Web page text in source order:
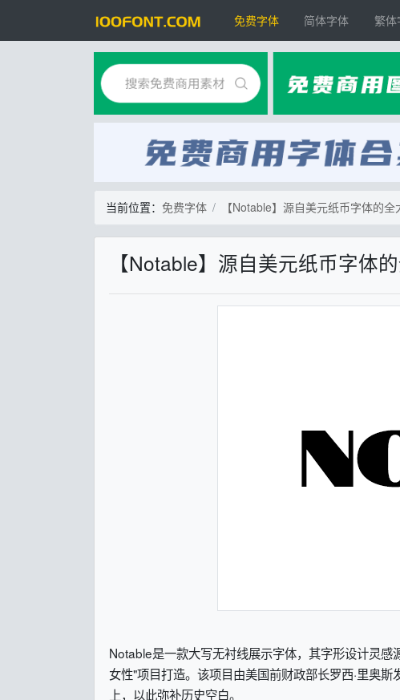
免费字体 简体字体 繁体
当前位置： 免费字体 【Notable】源自美元纸币字体的
【Notable】源自美元纸币字体
Notable是一款大写无衬线展示字体，其字形设计灵
女性"项目打造。该项目由美国前财政部长罗西·里奥
上，以此弥补历史空白。